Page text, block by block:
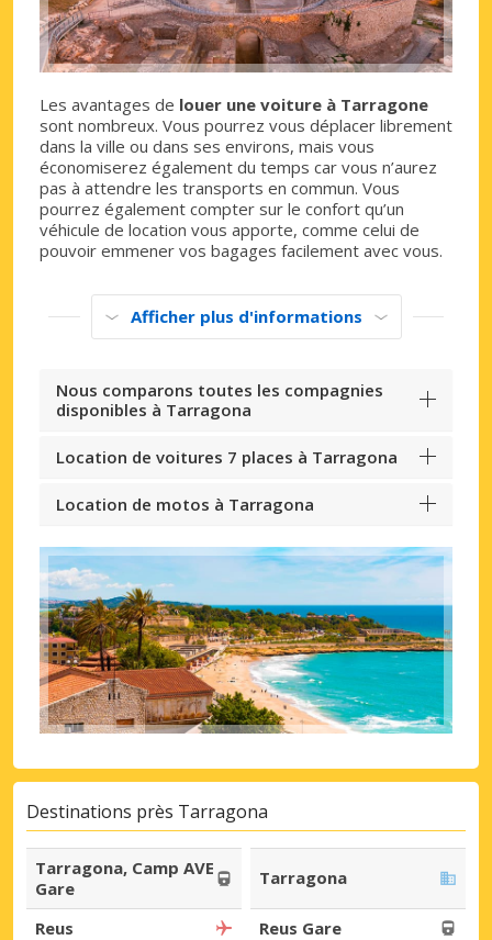
Les avantages de louer une voiture à Tarragone
sont nombreux. Vous pourrez vous déplacer librement
dans la ville ou dans ses environs, mais vous
économiserez également du temps car vous n’aurez
pas à attendre les transports en commun. Vous
pourrez également compter sur le confort qu’un
véhicule de location vous apporte, comme celui de
pouvoir emmener vos bagages facilement avec vous.
Afficher plus d'informations
Nous comparons toutes les compagnies
disponibles à Tarragona
Location de voitures 7 places à Tarragona
Location de motos à Tarragona
Destinations près Tarragona
Tarragona, Camp AVE
Gare
Tarragona
Reus Reus Gare